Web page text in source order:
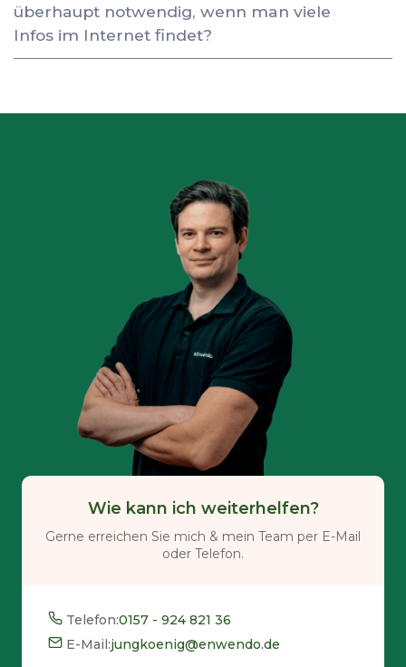
überhaupt notwendig, wenn man viele
Infos im Internet findet?
Wie kann ich weiterhelfen?
Gerne erreichen Sie mich & mein Team per E-Mail
oder Telefon.
Telefon:0157 - 924 821 36
E-Mail:jungkoenig@enwendo.de